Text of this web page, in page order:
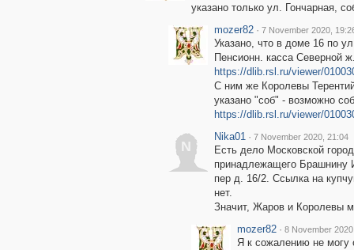
указано только ул. Гончарная,
mozer82 · 7 November 2020,
Указано, что в доме 16 по
Пенсионн. касса Северной
https://dlib.rsl.ru/viewer/
С ним же Королевы
указано "соб" - возможно
https://dlib.rsl.ru/viewer/
N
Nika01 · 7 November 2020, 21:04
Есть дело Московской
принадлежащего Брашнину
пер д. 16/2. Ссылка на
нет.
Значит, Жаров и Королевы
mozer82 · 8 November
Я к сожалению не могу